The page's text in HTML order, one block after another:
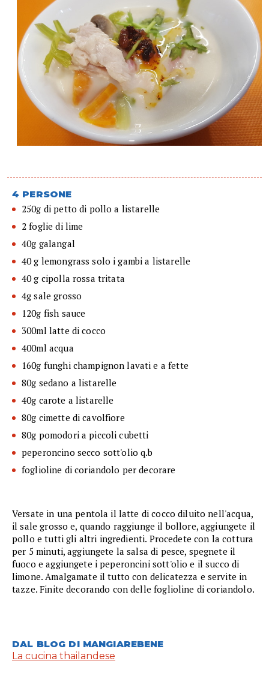
4 PERSONE
250g di petto di pollo a listarelle
2 foglie di lime
40g galangal
40 g lemongrass solo i gambi a listarelle
40 g cipolla rossa tritata
4g sale grosso
120g fish sauce
300ml latte di cocco
400ml acqua
160g funghi champignon lavati e a fette
80g sedano a listarelle
40g carote a listarelle
80g cimette di cavolfiore
80g pomodori a piccoli cubetti
peperoncino secco sott'olio q.b
foglioline di coriandolo per decorare
Versate in una pentola il latte di cocco diluito nell'acqua,
il sale grosso e, quando raggiunge il bollore, aggiungete il
pollo e tutti gli altri ingredienti. Procedete con la cottura
per 5 minuti, aggiungete la salsa di pesce, spegnete il
fuoco e aggiungete i peperoncini sott'olio e il succo di
limone. Amalgamate il tutto con delicatezza e servite in
tazze. Finite decorando con delle foglioline di coriandolo.
DAL BLOG DI MANGIAREBENE
La cucina thailandese